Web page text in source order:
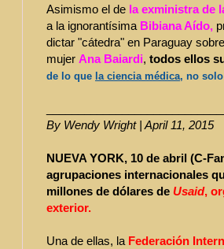
Asimismo el de la exministra de
a la ignorantísima Bibiana Aído,
dictar "cátedra" en Paraguay
mujer Ana Baiardi, todos ellos
de lo que la ciencia médica, no
By Wendy Wright | April 11, 2015
NUEVA YORK, 10 de abril (C-
agrupaciones internacionales
millones de dólares de Usaid,
exterior.
Una de ellas, la Federación